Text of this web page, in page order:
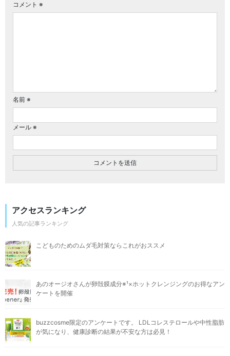
コメント ※
名前 ※
メール ※
アクセスランキング
人気の記事ランキング
こどものためのムダ毛対策ならこれがおススメ
あのオージオさんが卵殻膜成分※¹×ホットクレンジングのお得なアン
ケートを開催
buzzcosme限定のアンケートです。 LDLコレステロールや中性脂肪
が気になり、健康診断の結果が不安な方は必見！